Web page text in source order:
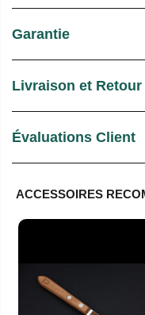
Garantie
Livraison et Retour
Évaluations Client
ACCESSOIRES